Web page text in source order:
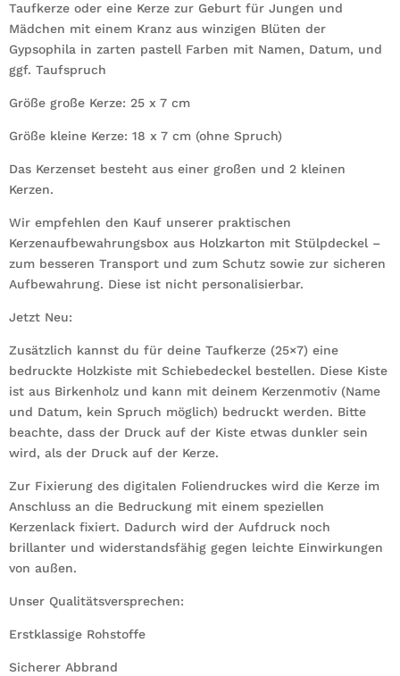
Namen,
Datum
und
ggf.
Menge
Taufkerze oder eine Kerze zur Geburt für Jungen und
Mädchen mit einem Kranz aus winzigen Blüten der
Gypsophila in zarten pastell Farben mit Namen, Datum, und
ggf. Taufspruch
Größe große Kerze: 25 x 7 cm
Größe kleine Kerze: 18 x 7 cm (ohne Spruch)
Das Kerzenset besteht aus einer großen und 2 kleinen
Kerzen.
Wir empfehlen den Kauf unserer praktischen
Kerzenaufbewahrungsbox aus Holzkarton mit Stülpdeckel –
zum besseren Transport und zum Schutz sowie zur sicheren
Aufbewahrung. Diese ist nicht personalisierbar.
Jetzt Neu:
Zusätzlich kannst du für deine Taufkerze (25×7) eine
bedruckte Holzkiste mit Schiebedeckel bestellen. Diese Kiste
ist aus Birkenholz und kann mit deinem Kerzenmotiv (Name
und Datum, kein Spruch möglich) bedruckt werden. Bitte
beachte, dass der Druck auf der Kiste etwas dunkler sein
wird, als der Druck auf der Kerze.
Zur Fixierung des digitalen Foliendruckes wird die Kerze im
Anschluss an die Bedruckung mit einem speziellen
Kerzenlack fixiert. Dadurch wird der Aufdruck noch
brillanter und widerstandsfähig gegen leichte Einwirkungen
von außen.
Unser Qualitätsversprechen:
Erstklassige Rohstoffe
Sicherer Abbrand